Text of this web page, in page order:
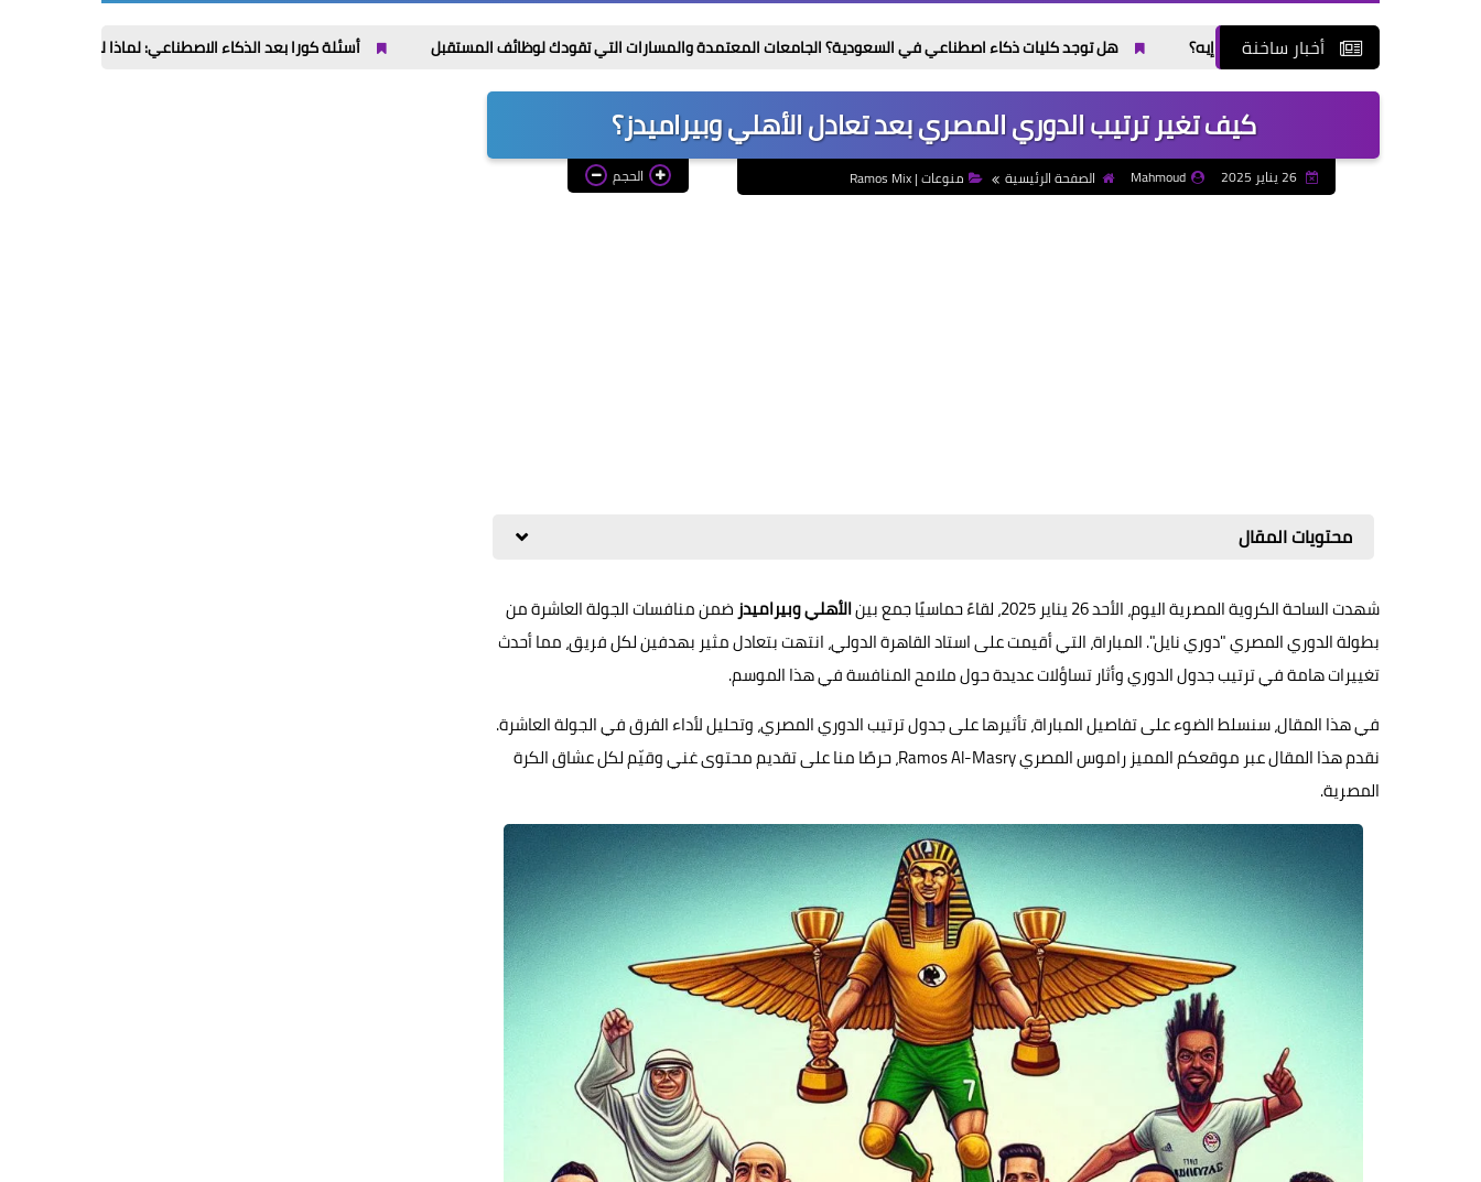
أخبار ساخنة هل توجد كليات ذكاء اصطناعي في السعودية؟ الجامعات المعتمدة والمسارات التي تقودك لوظائف المستقبل أسئلة كورا بعد الذكاء الاصطناعي: لماذا لم تعد منصة Quora عفوية كما كانت؟
كيف تغير ترتيب الدوري المصري بعد تعادل الأهلي وبيراميدز؟
26 يناير 2025 Mahmoud الصفحة الرئيسية منوعات | Ramos Mix الحجم
محتويات المقال
شهدت الساحة الكروية المصرية اليوم، الأحد 26 يناير 2025، لقاءً حماسيًا جمع بين الأهلي وبيراميدز ضمن منافسات الجولة العاشرة من
بطولة الدوري المصري "دوري نايل". المباراة، التي أقيمت على استاد القاهرة الدولي، انتهت بتعادل مثير بهدفين لكل فريق، مما أحدث
تغييرات هامة في ترتيب جدول الدوري وأثار تساؤلات عديدة حول ملامح المنافسة في هذا الموسم.
في هذا المقال، سنسلط الضوء على تفاصيل المباراة، تأثيرها على جدول ترتيب الدوري المصري، وتحليل لأداء الفرق في الجولة العاشرة.
نقدم هذا المقال عبر موقعكم المميز راموس المصري Ramos Al-Masry، حرصًا منا على تقديم محتوى غني وقيّم لكل عشاق الكرة
المصرية.